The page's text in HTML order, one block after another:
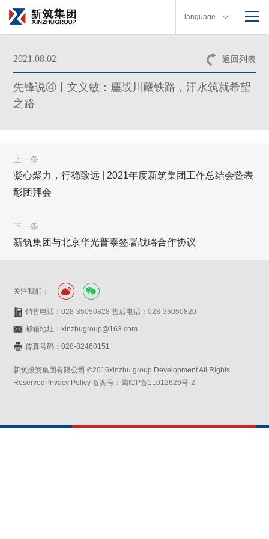
language
返回列表
2021.08.02
先锋说④丨文义敏：鏖战川藏铁路，汗水筑就希望
之路
上一条
凝心聚力，行稳致远 | 2021年度新筑集团工作总结会暨表
彰团拜会
下一条
新筑集团与北京华光普泰签署战略合作协议
关注我们：
销售电话：028-35050828 售后电话：028-35050820
邮箱地址：xinzhugroup@163.com
传真号码：028-82460151
新筑投资集团有限公司 ©2016xinzhu group Development All Rights
ReservedPrivacy Policy备案号：蜀ICP备11012626号-2